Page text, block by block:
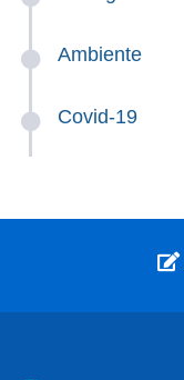
Ambiente
Covid-19